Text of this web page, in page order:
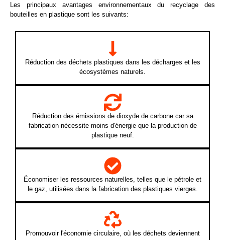
Les principaux avantages environnementaux du recyclage des
bouteilles en plastique sont les suivants:
Réduction des déchets plastiques dans les décharges et les
écosystèmes naturels.
Réduction des émissions de dioxyde de carbone car sa
fabrication nécessite moins d'énergie que la production de
plastique neuf.
Économiser les ressources naturelles, telles que le pétrole et
le gaz, utilisées dans la fabrication des plastiques vierges.
Promouvoir l'économie circulaire, où les déchets deviennent